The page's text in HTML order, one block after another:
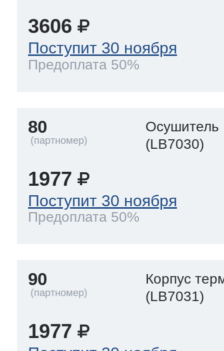
3606
Поступит 30 ноября
Предоплата 50%
80
Осушитель
(LB7030)
1977
Поступит 30 ноября
Предоплата 50%
90
Корпус
(LB7031)
1977